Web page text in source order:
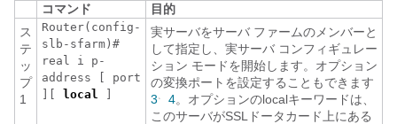
コマンド
目的
ス
テ
ッ
プ
1
Router(config-
slb-sfarm)#
real i p-
address
port
local
実サーバをサーバ ファームのメンバーと
して指定し、実サーバ コンフィギュレー
ション モードを開始します。オプション
の変換ポートを設定することもできます
3 、 4。オプションのlocalキーワードは、
このサーバがSSLドータカード上にある